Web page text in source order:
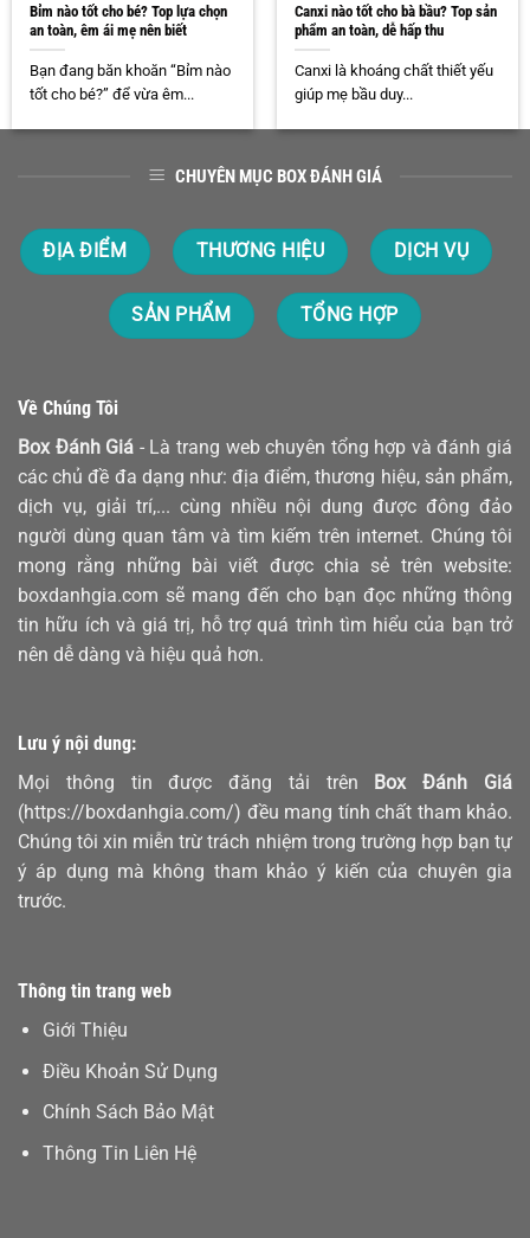
Bỉm nào tốt cho bé? Top lựa chọn
an toàn, êm ái mẹ nên biết
Bạn đang băn khoăn “Bỉm nào
tốt cho bé?” để vừa êm...
Canxi nào tốt cho bà bầu? Top sản
phẩm an toàn, dễ hấp thu
Canxi là khoáng chất thiết yếu
giúp mẹ bầu duy...
CHUYÊN MỤC BOX ĐÁNH GIÁ
ĐỊA ĐIỂM THƯƠNG HIỆU DỊCH VỤ
SẢN PHẨM TỔNG HỢP
Về Chúng Tôi
Box Đánh Giá - Là trang web chuyên tổng hợp và đánh giá
các chủ đề đa dạng như: địa điểm, thương hiệu, sản phẩm,
dịch vụ, giải trí,... cùng nhiều nội dung được đông đảo
người dùng quan tâm và tìm kiếm trên internet. Chúng tôi
mong rằng những bài viết được chia sẻ trên website:
boxdanhgia.com sẽ mang đến cho bạn đọc những thông
tin hữu ích và giá trị, hỗ trợ quá trình tìm hiểu của bạn trở
nên dễ dàng và hiệu quả hơn.
Lưu ý nội dung:
Mọi thông tin được đăng tải trên
Box Đánh Giá
(https://boxdanhgia.com/) đều mang tính chất tham khảo.
Chúng tôi xin miễn trừ trách nhiệm trong trường hợp bạn tự
ý áp dụng mà không tham khảo ý kiến của chuyên gia
trước.
Thông tin trang web
Giới Thiệu
Điều Khoản Sử Dụng
Chính Sách Bảo Mật
Thông Tin Liên Hệ